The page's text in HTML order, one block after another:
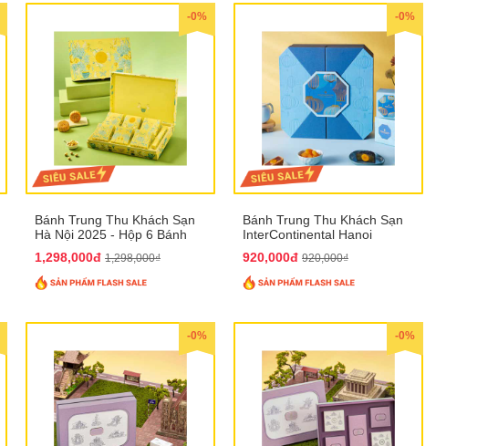
-0%
Bánh Trung Thu Khách Sạn
Hà Nội 2025 - Hộp 6 Bánh
1,298,000đ 1,298,000₫
-0%
Bánh Trung Thu Khách Sạn
InterContinental Hanoi
920,000đ 920,000₫
-0% -0%